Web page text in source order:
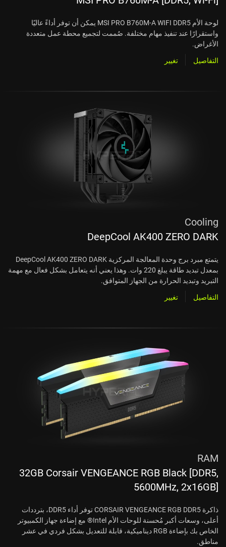
لوحة الأم MSI PRO B760M-A WIFI DDR5 يمكن أن توفر أداءً عاليًا
واستقرارًا عند تنفيذ مهام مختلفة. صُممت لتجميع محطة عمل متعددة
الأغراض.
التفاصيل
تغيير
Cooling
DeepCool AK400 ZERO DARK
يتمتع مبرد برج وحدة المعالجة المركزية DeepCool AK400 ZERO DARK
بمعدل تبديد طاقة يبلغ 220 وات. وهذا يعني أنه يتعامل بشكل فعال مع مهمة
التبريد وتبديد الحرارة من الجهاز المتوافق.
التفاصيل
تغيير
RAM
32GB Corsair VENGEANCE RGB Black [DDR5,
5600MHz, 2x16GB]
ذاكرة CORSAIR VENGEANCE RGB DDR5 توفر أداء DDR5، بترددات
أعلى، وسعات أكبر مُحسنة للوحات الأم Intel® مع إضاءة جهاز الكمبيوتر
الخاص بك بإضاءة RGB ديناميكية، قابلة للتعديل بشكل فردي في عشر
مناطق.